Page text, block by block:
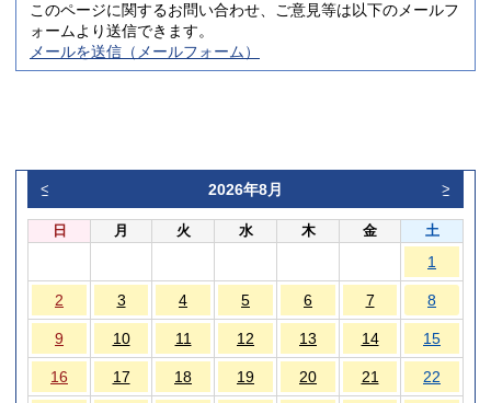
2026年8月
< >
日 月 火 水 木 金 土
1
2 3 4 5 6 7 8
9 10 11 12 13 14 15
16 17 18 19 20 21 22
このページに関するお問い合わせ、ご意見等は以下のメールフ
ォームより送信できます。
メールを送信（メールフォーム）